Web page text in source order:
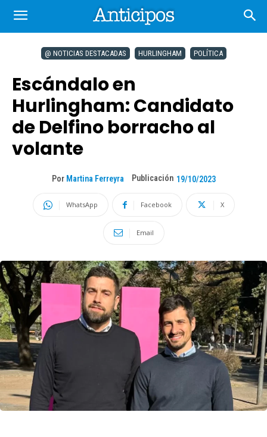
@ NOTICIAS DESTACADAS HURLINGHAM POLÍTICA
Escándalo en
Hurlingham: Candidato
de Delfino borracho al
volante
Por Martina Ferreyra Publicación 19/10/2023
WhatsApp Facebook X
Email